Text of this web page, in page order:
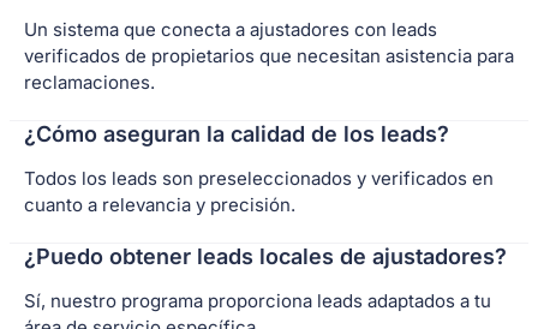
Un sistema que conecta a ajustadores con leads
verificados de propietarios que necesitan asistencia para
reclamaciones.
¿Cómo aseguran la calidad de los leads?
Todos los leads son preseleccionados y verificados en
cuanto a relevancia y precisión.
¿Puedo obtener leads locales de ajustadores?
Sí, nuestro programa proporciona leads adaptados a tu